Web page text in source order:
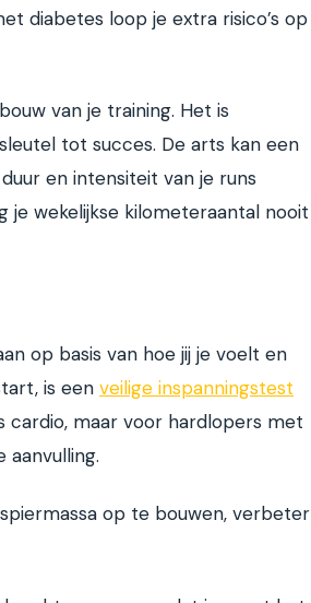
diabetes loop je extra risico’s op
van je training. Het is
tot succes. De arts kan een
en intensiteit van je runs
je wekelijkse kilometeraantal nooit
op basis van hoe jij je voelt en
is een veilige inspanningstest
cardio, maar voor hardlopers met
op te bouwen, verbeter